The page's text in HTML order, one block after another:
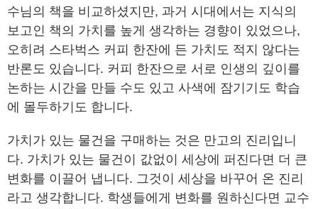
수님의 책을 비교하셨지만, 과거 시대에서는 지식의
보고인 책의 가치를 높게 생각하는 경향이 있었으나,
오히려 스타벅스 커피 한잔에 든 가치도 적지 않다는
반론도 있습니다. 커피 한잔으로 서로 인생의 깊이를
논하는 시간을 만들 수도 있고 사색에 잠기기도 학습
에 몰두하기도 합니다.
가치가 있는 물건을 구매하는 것은 만고의 진리입니
다. 가치가 있는 물건이 값없이 세상에 퍼진다면 더 큰
변화를 이끌어 냅니다. 그것이 세상을 바꾸어 온 진리
라고 생각합니다. 학생들에게 변화를 원하신다면 교수